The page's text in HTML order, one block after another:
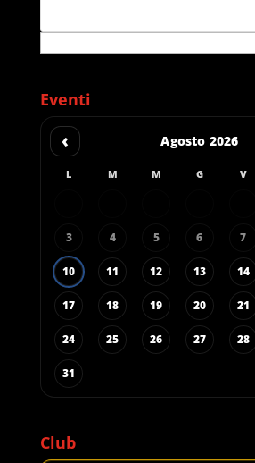
Eventi
‹ Agosto 2026
L M M G V
3 4 5 6 7
10 11 12 13 14
17 18 19 20 21
24 25 26 27 28
31
Club